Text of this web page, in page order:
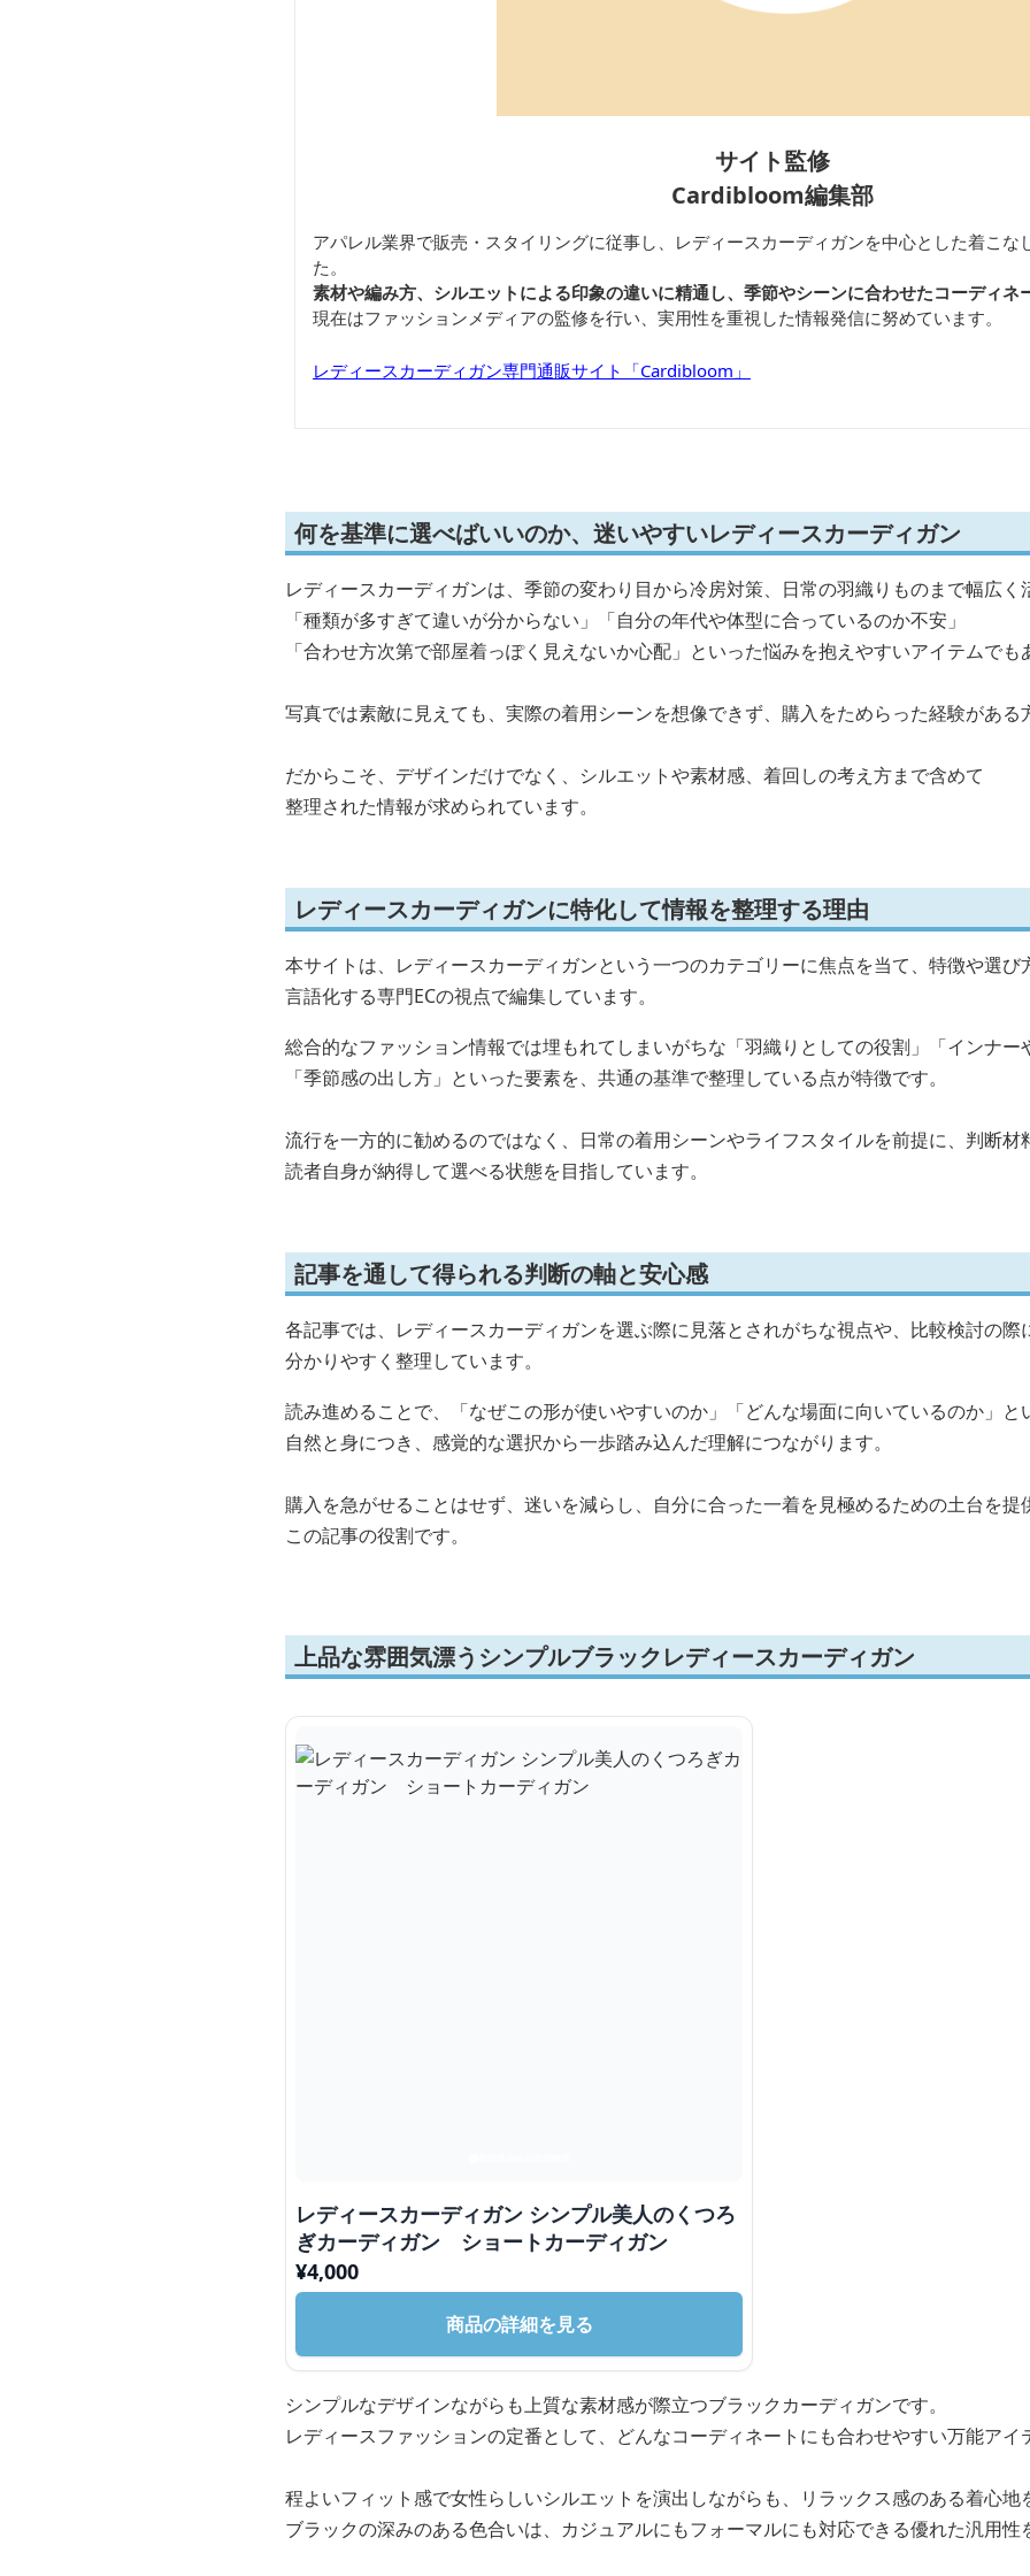
サイト監修
Cardibloom編集部
アパレル業界で販売・スタイリングに従事し、レディースカーディガンを中心とした着こな
た。
素材や編み方、シルエットによる印象の違いに精通し、季節やシーンに合わせたコーディネ
現在はファッションメディアの監修を行い、実用性を重視した情報発信に努めています。
レディースカーディガン専門通販サイト「Cardibloom」
何を基準に選べばいいのか、迷いやすいレディースカーディガン
レディースカーディガンは、季節の変わり目から冷房対策、日常の羽織りものまで幅広く
「種類が多すぎて違いが分からない」「自分の年代や体型に合っているのか不安」
「合わせ方次第で部屋着っぽく見えないか心配」といった悩みを抱えやすいアイテムでも
写真では素敵に見えても、実際の着用シーンを想像できず、購入をためらった経験があ
だからこそ、デザインだけでなく、シルエットや素材感、着回しの考え方まで含めて
整理された情報が求められています。
レディースカーディガンに特化して情報を整理する理由
本サイトは、レディースカーディガンという一つのカテゴリーに焦点を当て、特徴や選び
言語化する専門ECの視点で編集しています。
総合的なファッション情報では埋もれてしまいがちな「羽織りとしての役割」「インナー
「季節感の出し方」といった要素を、共通の基準で整理している点が特徴です。
流行を一方的に勧めるのではなく、日常の着用シーンやライフスタイルを前提に、判断材
読者自身が納得して選べる状態を目指しています。
記事を通して得られる判断の軸と安心感
各記事では、レディースカーディガンを選ぶ際に見落とされがちな視点や、比較検討の際
分かりやすく整理しています。
読み進めることで、「なぜこの形が使いやすいのか」「どんな場面に向いているのか」と
自然と身につき、感覚的な選択から一歩踏み込んだ理解につながります。
購入を急がせることはせず、迷いを減らし、自分に合った一着を見極めるための土台を提
この記事の役割です。
上品な雰囲気漂うシンプルブラックレディースカーディガン
レディースカーディガン シンプル美人のくつろ
ぎカーディガン ショートカーディガン
¥4,000
商品の詳細を見る
シンプルなデザインながらも上質な素材感が際立つブラックカーディガンです。
レディースファッションの定番として、どんなコーディネートにも合わせやすい万能アイ
程よいフィット感で女性らしいシルエットを演出しながらも、リラックス感のある着心地
ブラックの深みのある色合いは、カジュアルにもフォーマルにも対応できる優れた汎用性